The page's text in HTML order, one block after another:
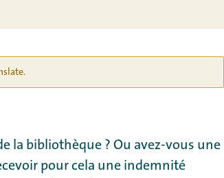
la bibliothèque ? Ou avez-vous une
pour cela une indemnité